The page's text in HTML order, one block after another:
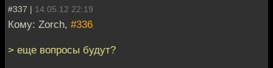
#337 | 14.05.12 22:19
Кому: Zorch, #336
> еще вопросы будут?